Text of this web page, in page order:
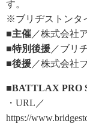
す。
※ブリヂストンタ
■主催 ／株式会社
■特別後援 ／ブリ
■後援 ／株式会社
■BATTLAX PRO
・URL／
https://